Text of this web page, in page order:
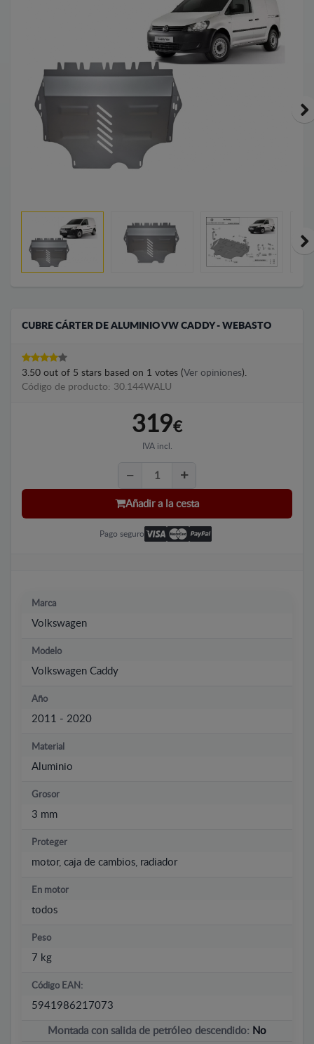
CUBRE CÁRTER DE ALUMINIO VW CADDY - WEBASTO
3.50 out of 5 stars based on 1 votes (Ver opiniones).
Código de producto: 30.144WALU
319€
IVA incl.
Añadir a la cesta
Pago seguro
Marca
Volkswagen
Modelo
Volkswagen Caddy
Año
2011 - 2020
Material
Aluminio
Grosor
3 mm
Proteger
motor, caja de cambios, radiador
En motor
todos
Peso
7 kg
Código EAN:
5941986217073
Montada con salida de petróleo descendido: No